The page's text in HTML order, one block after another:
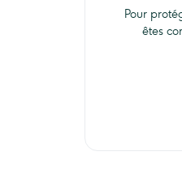
Pour
êtes